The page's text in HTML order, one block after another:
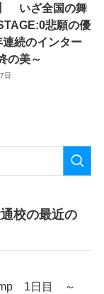
】 いざ全国の舞
悲願の優
連続のインター
の美～
日
校の最近の
1日目 ～